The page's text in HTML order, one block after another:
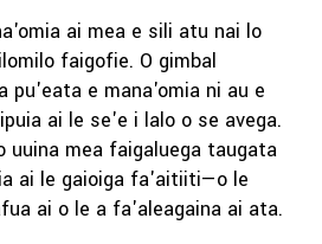
ai mea e sili atu nai lo
faigofie. O gimbal
pu'eata e mana'omia ni au e
ai le se'e i lalo o se avega.
uuina mea faigaluega taugata
ai le gaioiga fa'aitiiti—o le
ai o le a fa'aleagaina ai ata.